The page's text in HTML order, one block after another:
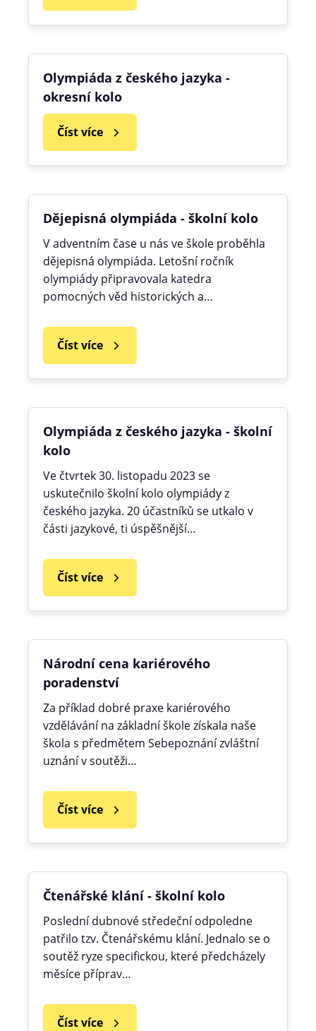
Olympiáda z českého jazyka -
okresní kolo
Číst více
Dějepisná olympiáda - školní kolo
V adventním čase u nás ve škole proběhla
dějepisná olympiáda. Letošní ročník
olympiády připravovala katedra
pomocných věd historických a…
Číst více
Olympiáda z českého jazyka - školní
kolo
Ve čtvrtek 30. listopadu 2023 se
uskutečnilo školní kolo olympiády z
českého jazyka. 20 účastníků se utkalo v
části jazykové, ti úspěšnější…
Číst více
Národní cena kariérového
poradenství
Za příklad dobré praxe kariérového
vzdělávání na základní škole získala naše
škola s předmětem Sebepoznání zvláštní
uznání v soutěži…
Číst více
Čtenářské klání - školní kolo
Poslední dubnové středeční odpoledne
patřilo tzv. Čtenářskému klání. Jednalo se o
soutěž ryze specifickou, které předcházely
měsíce příprav…
Číst více